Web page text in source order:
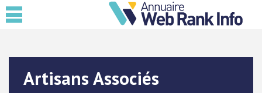
Artisans Associés